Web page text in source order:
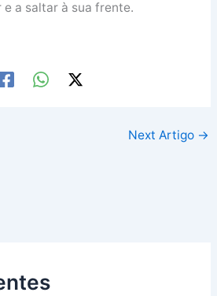
a saltar à sua frente.
Next Artigo →